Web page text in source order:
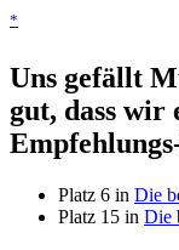
*
Uns gefällt
gut, dass wir
Platz 6 in Die
Platz 15 in Die